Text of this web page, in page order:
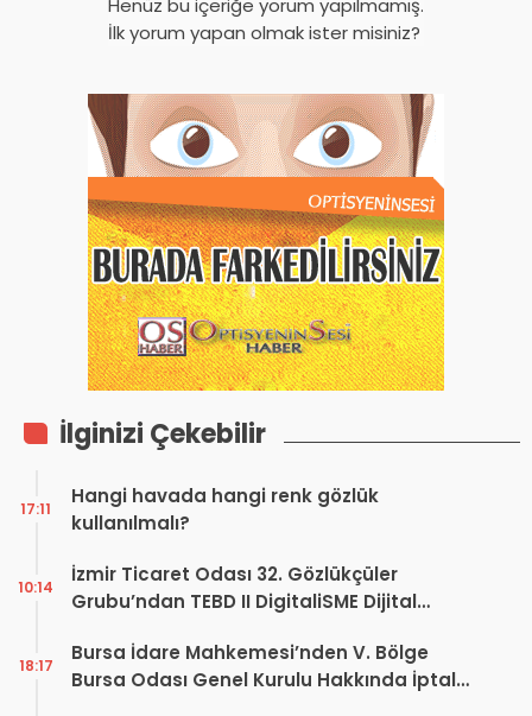
İlk yorum yapan olmak ister misiniz?
İlginizi Çekebilir
Hangi havada hangi renk gözlük
kullanılmalı?
17:11
İzmir Ticaret Odası 32. Gözlükçüler
Grubu’ndan TEBD II DigitaliSME Dijital
10:14
Bursa İdare Mahkemesi’nden V. Bölge
Bursa Odası Genel Kurulu Hakkında İptal
18:17